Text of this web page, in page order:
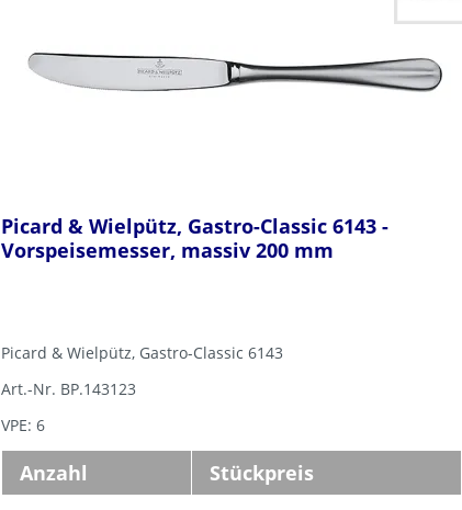
Picard & Wielpütz, Gastro-Classic 6143 -
Vorspeisemesser, massiv 200 mm
Picard & Wielpütz, Gastro-Classic 6143
Art.-Nr. BP.143123
VPE: 6
Anzahl Stückpreis